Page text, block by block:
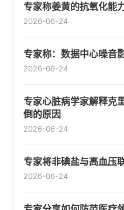
专家称姜黄的抗氧化能
2026-06-24
专家称：数据中心噪音
2026-06-24
专家心脏病学家解释克
倒的原因
2026-06-24
专家将非碘盐与高血压
2026-06-24